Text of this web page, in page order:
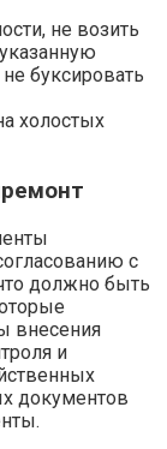
не возить
буксировать
холостых
с
должно быть
внесения
и
документов